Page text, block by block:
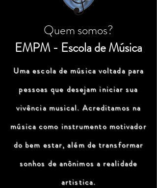
Quem somos?
EMPM - Escola de Música
Uma escola de música voltada para
pessoas que desejam iniciar sua
vivência musical. Acreditamos na
música como instrumento motivador
do bem estar, além de transformar
sonhos de anônimos a realidade
artistica.